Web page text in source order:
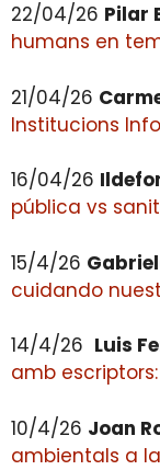
22/04/26 Pilar
humans en
21/04/26
Institucions
16/04/26
pública vs
15/4/26
cuidando
14/4/26 Luis
amb
10/4/26 Joan
ambientals a